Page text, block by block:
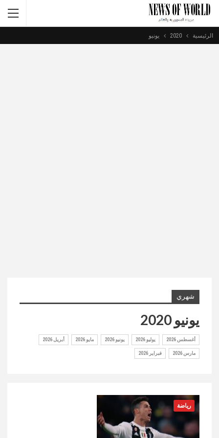
الرئيسية 2020 يونيو
شهري
يونيو 2020
أغسطس 2026 يوليو 2026 يونيو 2026 مايو 2026 أبريل 2026
مارس 2026 فبراير 2026
رياضة